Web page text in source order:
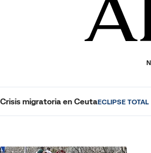
ECONOMÍADEPORTESSOCIEDAD
Crisis migratoria en CeutaECLIPSE TOTAL